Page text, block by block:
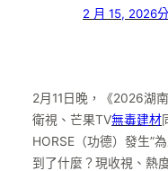
2 月 15, 2026
2月11日晚，《2026湖
衛視、芒果TV無毒建材
HORSE（功德）發生”
到了什麼？現收視、熱